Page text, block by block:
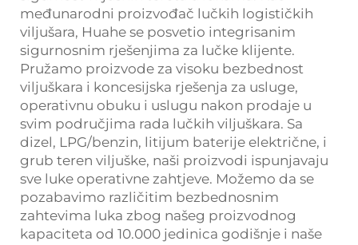
međunarodni proizvođač lučkih logističkih
viljušara, Huahe se posvetio integrisanim
sigurnosnim rješenjima za lučke klijente.
Pružamo proizvode za visoku bezbednost
viljuškara i koncesijska rješenja za usluge,
operativnu obuku i uslugu nakon prodaje u
svim područjima rada lučkih viljuškara. Sa
dizel, LPG/benzin, litijum baterije električne, i
grub teren viljuške, naši proizvodi ispunjavaju
sve luke operativne zahtjeve. Možemo da se
pozabavimo različitim bezbednosnim
zahtevima luka zbog našeg proizvodnog
kapaciteta od 10.000 jedinica godišnje i naše